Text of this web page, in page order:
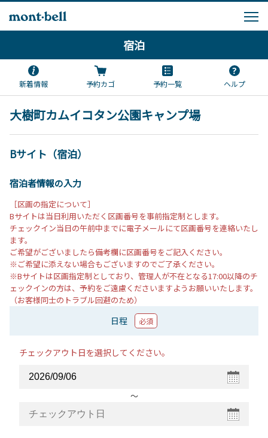
宿泊
新着情報 予約カゴ 予約一覧 ヘルプ
大樹町カムイコタン公園キャンプ場
Bサイト（宿泊）
宿泊者情報の入力
［区画の指定について］
Bサイトは当日利用いただく区画番号を事前指定制とします。
チェックイン当日の午前中までに電子メールにて区画番号を連絡いたし
ます。
ご希望がございましたら備考欄に区画番号をご記入ください。
※ご希望に添えない場合もございますのでご了承ください。
※Bサイトは区画指定制としており、管理人が不在となる17:00以降のチ
ェックインの方は、予約をご遠慮くださいますようお願いいたします。
（お客様同士のトラブル回避のため）
日程 必須
チェックアウト日を選択してください。
〜